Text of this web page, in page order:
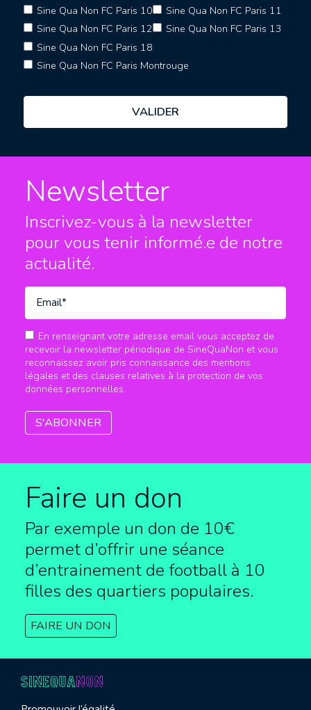
Sine Qua Non FC Paris 10
Sine Qua Non FC Paris 11
Sine Qua Non FC Paris 12
Sine Qua Non FC Paris 13
Sine Qua Non FC Paris 18
Sine Qua Non FC Paris Montrouge
Newsletter
Inscrivez-vous à la newsletter
pour vous tenir informé.e de notre
actualité.
En renseignant votre adresse email vous acceptez de
recevoir la newsletter périodique de SineQuaNon et vous
reconnaissez avoir pris connaissance des mentions
légales et des clauses relatives à la protection de vos
données personnelles.
Faire un don
Par exemple un don de 10€
permet d’offrir une séance
d’entrainement de football à 10
filles des quartiers populaires.
FAIRE UN DON